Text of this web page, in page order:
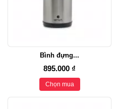
Bình đựng...
895.000 ₫
Chọn mua